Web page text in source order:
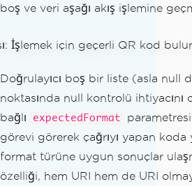
.Where (r => !
. Where(r =>
();
}
}
// Usage — only accept
boş ve veri aşağı akış işlemine
Doğrulayıcı boş bir liste (asla null
noktasında null kontrolü ihtiyacını
bağlı
expectedFormat
görevi görerek çağrıyı yapan koda
format türüne uygun sonuçlar
özelliği, hem URI hem de URI